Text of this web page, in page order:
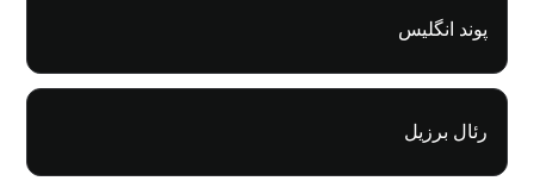
پوند انگلیس
رئال برزیل